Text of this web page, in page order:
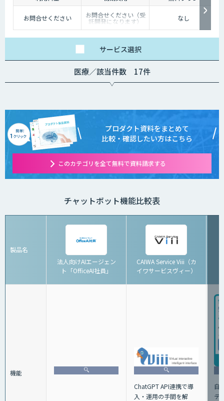
お問合せください お問合せください（受
託開発になります） なし
サービス選択
医療／該当件数 17件
プロダクト資料をまとめて
比較・確認したい方はこちら
このカテゴリを全て無料で資料請求する
チャットボット機能比較表
製品名
法人向けAIエージェン
ト「OfficeAI社員」
CAIWA Service Viii（カ
イワサービスヴィー）
機能
ChatGPT API連携で導
⼊・運⽤の⼿間を解
自
テ